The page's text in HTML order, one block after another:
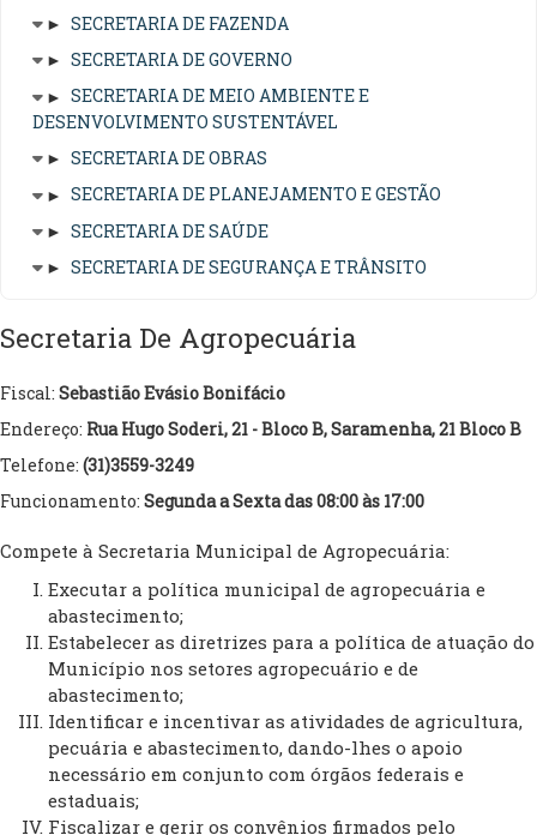
► SECRETARIA DE FAZENDA
► SECRETARIA DE GOVERNO
► SECRETARIA DE MEIO AMBIENTE E
DESENVOLVIMENTO SUSTENTÁVEL
► SECRETARIA DE OBRAS
► SECRETARIA DE PLANEJAMENTO E GESTÃO
► SECRETARIA DE SAÚDE
► SECRETARIA DE SEGURANÇA E TRÂNSITO
Secretaria De Agropecuária
Fiscal: Sebastião Evásio Bonifácio
Endereço: Rua Hugo Soderi, 21 - Bloco B, Saramenha, 21 Bloco B
Telefone: (31)3559-3249
Funcionamento: Segunda a Sexta das 08:00 às 17:00
Compete à Secretaria Municipal de Agropecuária:
Executar a política municipal de agropecuária e
abastecimento;
Estabelecer as diretrizes para a política de atuação do
Município nos setores agropecuário e de
abastecimento;
Identificar e incentivar as atividades de agricultura,
pecuária e abastecimento, dando-lhes o apoio
necessário em conjunto com órgãos federais e
estaduais;
Fiscalizar e gerir os convênios firmados pelo